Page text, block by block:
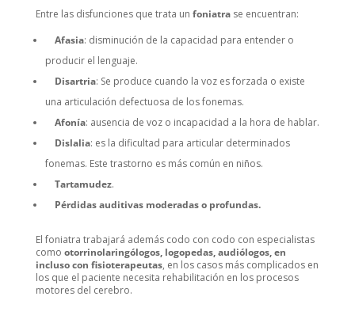
Entre las disfunciones que trata un foniatrase encuentran:
Afasia: disminución de la capacidad para entender o
producir el lenguaje.
Disartria: Se produce cuando la voz es forzada o existe
una articulación defectuosa de los fonemas.
Afonía: ausencia de voz o incapacidad a la hora de hablar.
Dislalia: es la dificultad para articular determinados
fonemas. Este trastorno es más común en niños.
Tartamudez.
Pérdidas auditivas moderadas o profundas.
El foniatra trabajará además codo con codo con especialistas
como otorrinolaringólogos, logopedas, audiólogos, en
incluso con fisioterapeutas, en los casos más complicados en
los que el paciente necesita rehabilitación en los procesos
motores del cerebro.